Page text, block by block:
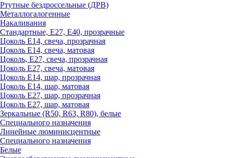
Ртутные бездроссельные (ДРВ)
Металлогалогенные
Накаливания
Стандартные, Е27, Е40, прозрачные
Цоколь Е14, свеча, прозрачная
Цоколь Е14, свеча, матовая
Цоколь, Е27, свеча, прозрачная
Цоколь Е27, свеча, матовая
Цоколь Е14, шар, прозрачная
Цоколь Е14, шар, матовая
Цоколь Е27, шар, прозрачная
Цоколь Е27, шар, матовая
Зеркальные (R50, R63, R80), белые
Специального назначения
Линейные люминисцентные
Специального назначения
Белые